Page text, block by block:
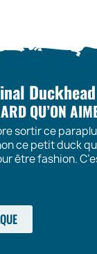
Duckhead
QU’ON
sortir ce
ce petit duck
être fashion.